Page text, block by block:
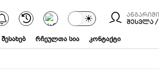
ანგარიში
ᲨᲔᲡᲕᲚᲐ /
☀
შეტყობინებები
რჩეულთა სია კონტაქტი